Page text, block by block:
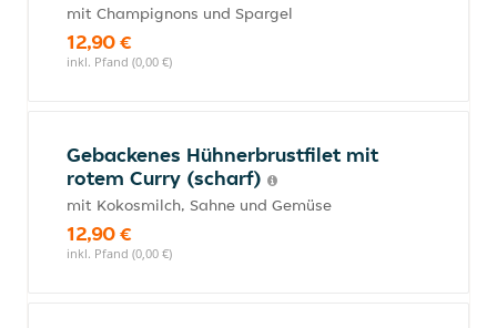
mit Champignons und Spargel
12,90 €
inkl. Pfand (0,00 €)
Gebackenes Hühnerbrustfilet mit
rotem Curry (scharf)
mit Kokosmilch, Sahne und Gemüse
12,90 €
inkl. Pfand (0,00 €)